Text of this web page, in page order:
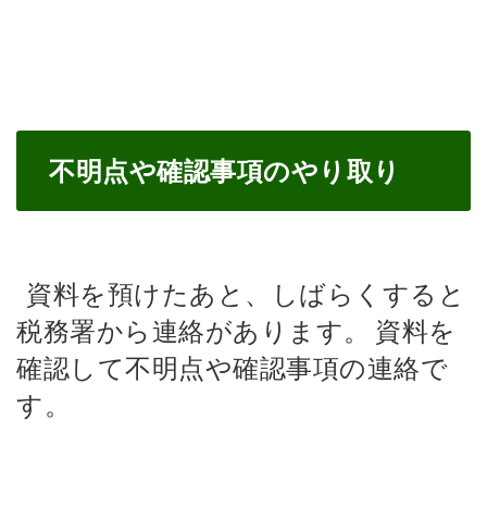
不明点や確認事項のやり取り
資料を預けたあと、しばらくすると
税務署から連絡があります。
資料を
確認して不明点や確認事項の連絡で
す。